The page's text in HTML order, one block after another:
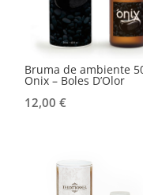
Bruma de ambiente
Onix – Boles D’Olor
12,00€